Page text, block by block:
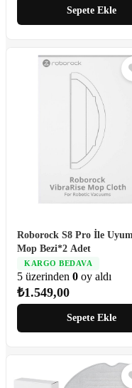
Sepete Ekle
Roborock S8 Pro İle
Mop Bezi*2 Adet
KARGO BEDAVA
5 üzerinden 0 oy aldı
₺1.549,00
Sepete Ekle